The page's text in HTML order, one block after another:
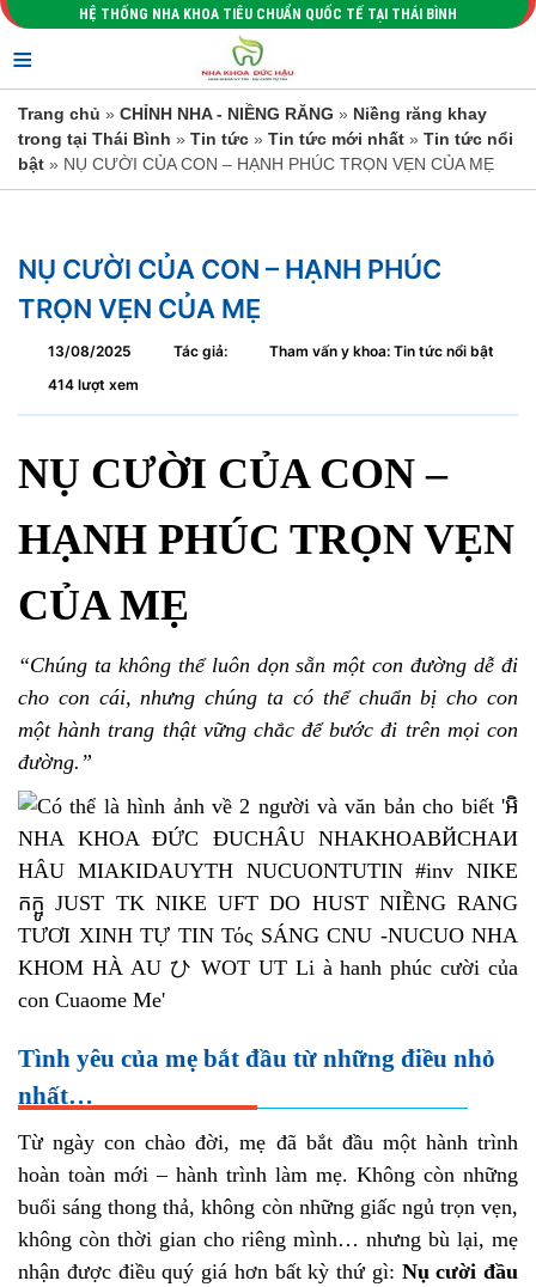
HỆ THỐNG NHA KHOA TIÊU CHUẨN QUỐC TẾ TẠI THÁI BÌNH
≡
Trang chủ » CHỈNH NHA - NIỀNG RĂNG » Niềng răng khay
trong tại Thái Bình » Tin tức » Tin tức mới nhất » Tin tức nổi
bật » NỤ CƯỜI CỦA CON – HẠNH PHÚC TRỌN VẸN CỦA MẸ
NỤ CƯỜI CỦA CON – HẠNH PHÚC
TRỌN VẸN CỦA MẸ
13/08/2025 Tác giả:
Tham vấn y khoa: Tin tức nổi bật
414 lượt xem
NỤ CƯỜI CỦA CON –
HẠNH PHÚC TRỌN VẸN
CỦA MẸ
“Chúng ta không thể luôn dọn sẵn một con đường dễ đi
cho con cái, nhưng chúng ta có thể chuẩn bị cho con
một hành trang thật vững chắc để bước đi trên mọi con
đường.”
Tình yêu của mẹ bắt đầu từ những điều nhỏ
nhất…
Từ ngày con chào đời, mẹ đã bắt đầu một hành trình
hoàn toàn mới – hành trình làm mẹ. Không còn những
buổi sáng thong thả, không còn những giấc ngủ trọn vẹn,
không còn thời gian cho riêng mình… nhưng bù lại, mẹ
nhận được điều quý giá hơn bất kỳ thứ gì: Nụ cười đầu